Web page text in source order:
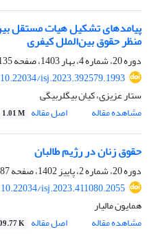
پیامدهای تشکیل هیات مستقل
منظر حقوق بین‌الملل کیفری
دوره 20، شماره 4، بهار 1403، صفحه
159
10.22034/isj.2023.392579.1993
ستار عزیزی، کیان بیگلربیگی
مشاهده مقاله
اصل مقاله 1.01 M
حقوق زنان در رژیم طالبان
دوره 20، شماره 2، پاییز 1402، صفحه
206
10.22034/isj.2023.411080.2055
همایون مالیار
مشاهده مقاله
اصل مقاله K